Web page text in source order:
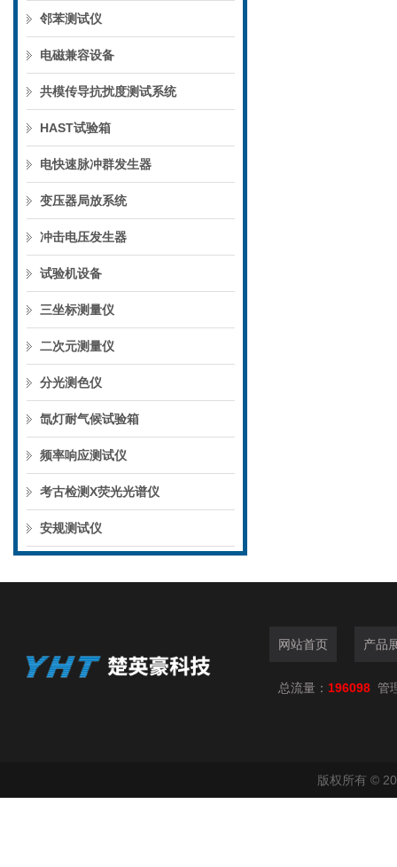
邻苯测试仪
电磁兼容设备
共模传导抗扰度测试系统
HAST试验箱
电快速脉冲群发生器
变压器局放系统
冲击电压发生器
试验机设备
三坐标测量仪
二次元测量仪
分光测色仪
氙灯耐气候试验箱
频率响应测试仪
考古检测X荧光光谱仪
安规测试仪
网站首页 产品
总流量： 196098 管
版权所有 ©